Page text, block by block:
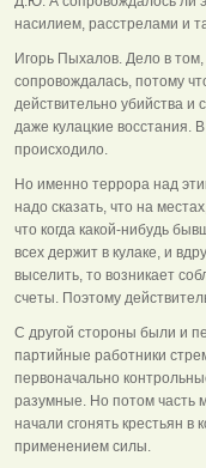
насилием, расстрелами и
Игорь Пыхалов. Дело в
сопровождалась, потому
действительно убийства и
даже кулацкие восстания.
происходило.
Но именно террора над
надо сказать, что на
что когда какой-нибудь
всех держит в кулаке, и
выселить, то возникает
счеты. Поэтому
С другой стороны были и
партийные работники
первоначально
разумные. Но потом часть
начали сгонять крестьян
применением силы.